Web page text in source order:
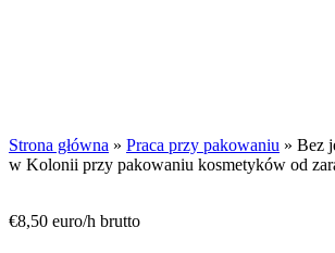
Strona główna » Praca przy pakowaniu » Bez
w Kolonii przy pakowaniu kosmetyków od
€8,50 euro/h brutto